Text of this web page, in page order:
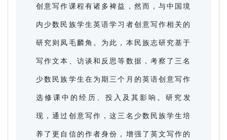
创意写作课程有诸多裨益，然而，与中国境
内少数民族学生英语学习者创意写作相关的
研究则凤毛麟角。为此，本民族志研究基于
写作文本、访谈和反思等数据，考察了三名
少数民族学生在为期三个月的英语创意写作
选修课中的经历、投入及其影响。研究发
现，通过创意写作，这三名少数民族学生培
养了更自信的作者身份，增强了英文写作的